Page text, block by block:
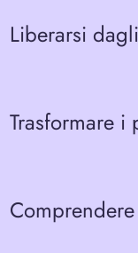
Liberarsi
Trasformare